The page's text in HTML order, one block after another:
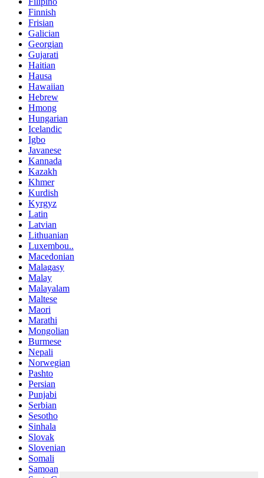
Finnish
Frisian
Galician
Georgian
Gujarati
Haitian
Hausa
Hawaiian
Hebrew
Hmong
Hungarian
Icelandic
Igbo
Javanese
Kannada
Kazakh
Khmer
Kurdish
Kyrgyz
Latin
Latvian
Lithuanian
Luxembou..
Macedonian
Malagasy
Malay
Malayalam
Maltese
Maori
Marathi
Mongolian
Burmese
Nepali
Norwegian
Pashto
Persian
Punjabi
Serbian
Sesotho
Sinhala
Slovak
Slovenian
Somali
Samoan